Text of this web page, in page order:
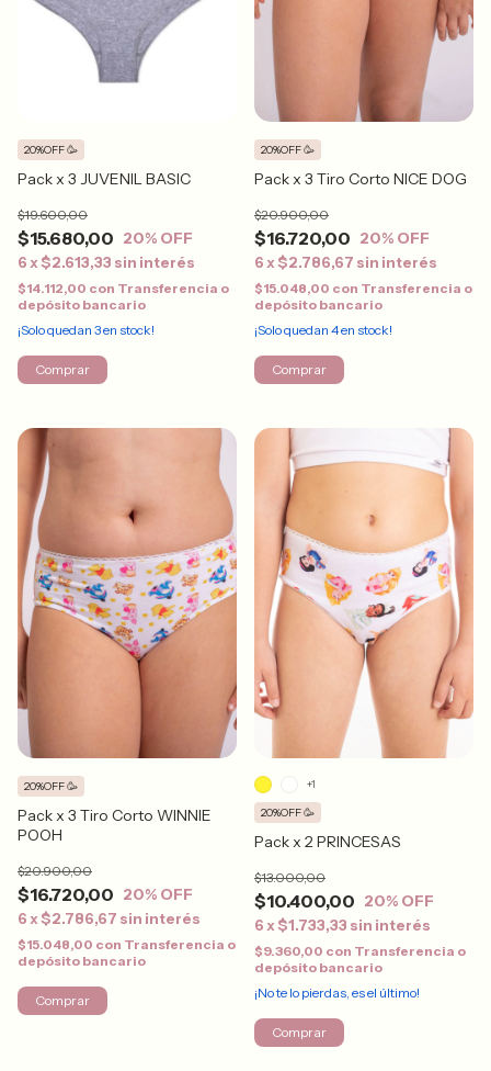
Pack x 3 JUVENIL BASIC
$15.680,00
$19.600,00
20% OFF
6x$2.613,33 sin interés
20%OFF 🥳
$14.112,00 con Transferencia o
depósito bancario
¡Solo quedan 3en stock!
Comprar
Pack x 3 Tiro Corto NICE DOG
$16.720,00
$20.900,00
20% OFF
6x$2.786,67 sin interés
20%OFF 🥳
$15.048,00 con Transferencia o
depósito bancario
¡Solo quedan 4en stock!
Comprar
Pack x 3 Tiro Corto WINNIE
POOH
$16.720,00
$20.900,00
20% OFF
6 x$2.786,67 sin interés
20%OFF 🥳
$15.048,00 con Transferencia o
depósito bancario
Comprar
Pack x 2 PRINCESAS
$10.400,00
$13.000,00
20% OFF
6 x$1.733,33 sin interés
20%OFF 🥳
$9.360,00 con Transferencia o
depósito bancario
¡No te lo pierdas, es el último!
+1
Comprar